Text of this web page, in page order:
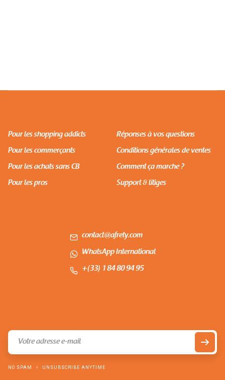
Pour les shopping addicts
Pour les commerçants
Pour les achats sans CB
Pour les pros
Réponses à vos questions
Conditions générales de ventes
Comment ça marche ?
Support & litiges
contact@afrety.com
WhatsApp International
+(33) 1 84 80 94 95
NO SPAM UNSUBSCRIBE ANYTIME